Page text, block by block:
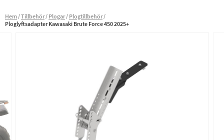
Hem Tillbehör Plogar Plogtillbehör
Ploglyftsadapter Kawasaki Brute Force 450 2025+